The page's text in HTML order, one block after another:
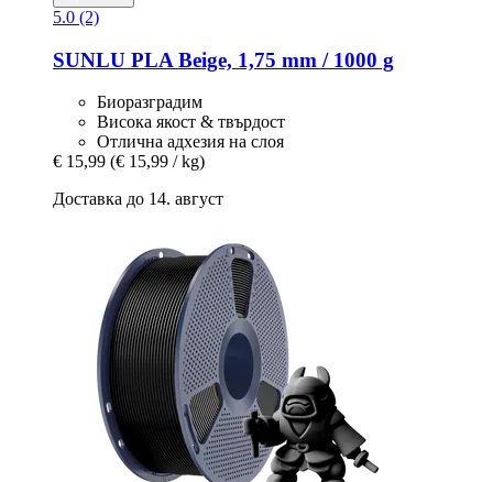
5.0 (2)
SUNLU PLA Beige, 1,75 mm / 1000 g
Биоразградим
Висока якост & твърдост
Отлична адхезия на слоя
€ 15,99 (€ 15,99 / kg)
Доставка до 14. август